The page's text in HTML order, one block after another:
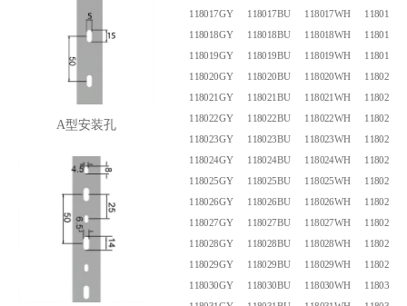
A型安装孔
118017GY
118017BU 118017WH
118017BK
118018GY
118018BU 118018WH
118018BK
118019GY
118019BU 118019WH
118019BK
118020GY
118020BU 118020WH
118020BK
118021GY
118021BU 118021WH
118021BK
118022GY
118022BU 118022WH
118022BK
118023GY
118023BU 118023WH
118023BK
118024GY
118024BU 118024WH
118024BK
118025GY
118025BU 118025WH
118025BK
118026GY
118026BU 118026WH
118026BK
118027GY
118027BU 118027WH
118027BK
118028GY
118028BU 118028WH
118028BK
118029GY
118029BU 118029WH
118029BK
118030GY
118030BU 118030WH
118030BK